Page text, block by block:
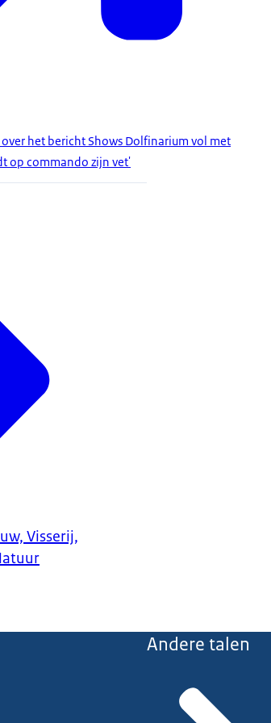
het bericht Shows Dolfinarium vol met
op commando zijn vet'
Visserij,
Andere talen